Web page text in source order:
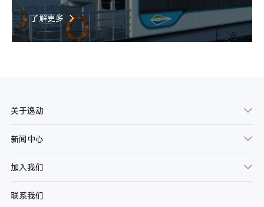
了解更多
关于逸动
新闻中心
加入我们
联系我们